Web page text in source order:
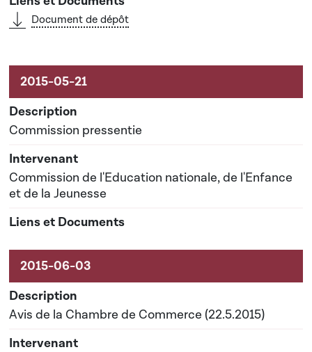
Document de dépôt
Commission pressentie
Commission de l'Education nationale, de l'Enfance
et de la Jeunesse
Avis de la Chambre de Commerce (22.5.2015)